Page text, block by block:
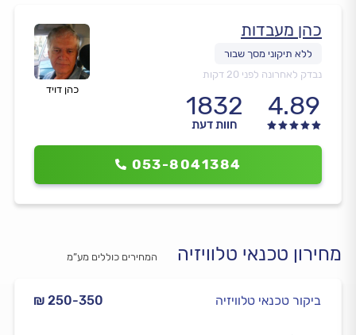
כהן דויד
כהן מעבדות
נבדק לאחרונה לפני 20 דקות
4.89
1832
חוות דעת
053-8041384
מחירון טכנאי טלוויזיה המחירים כוללים מע”מ
₪ 250-350 ביקור טכנאי טלוויזיה